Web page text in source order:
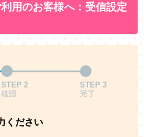
用のお客様へ：受信設定
STEP 2
確認
STEP 3
完了
ください